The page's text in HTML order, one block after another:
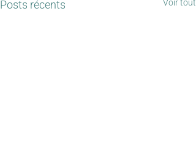
Posts récents Voir tout